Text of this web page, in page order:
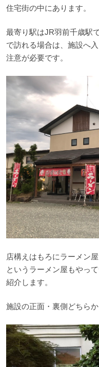
ご意見・お問い合わせ
個人情報保護方針
住宅街の中にあります。
最寄り駅はJR羽前千歳駅
で訪れる場合は、施設へ
注意が必要です。
店構えはもろにラーメン
というラーメン屋もやっ
紹介します。
施設の正面・裏側どちら